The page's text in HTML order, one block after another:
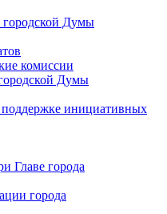
городской Думы
комиссии
Думы
инициативных
Главе города
города